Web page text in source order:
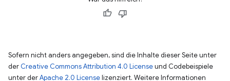
Sofern nicht anders angegeben, sind die Inhalte dieser Seite unter
der Creative Commons Attribution 4.0 Licenseund Codebeispiele
unter derApache 2.0 Licenselizenziert. Weitere Informationen